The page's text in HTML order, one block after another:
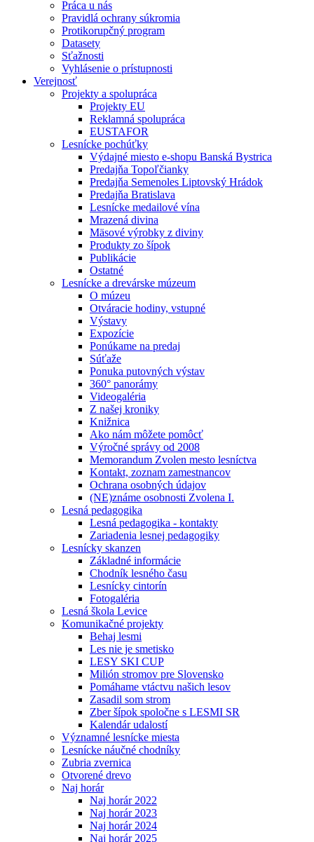
Práca u nás
Pravidlá ochrany súkromia
Protikorupčný program
Datasety
Sťažnosti
Vyhlásenie o prístupnosti
Verejnosť
Projekty a spolupráca
Projekty EU
Reklamná spolupráca
EUSTAFOR
Lesnícke pochúťky
Výdajné miesto e-shopu Banská Bystrica
Predajňa Topoľčianky
Predajňa Semenoles Liptovský Hrádok
Predajňa Bratislava
Lesnícke medailové vína
Mrazená divina
Mäsové výrobky z diviny
Produkty zo šípok
Publikácie
Ostatné
Lesnícke a drevárske múzeum
O múzeu
Otváracie hodiny, vstupné
Výstavy
Expozície
Ponúkame na predaj
Súťaže
Ponuka putovných výstav
360° panorámy
Videogaléria
Z našej kroniky
Knižnica
Ako nám môžete pomôcť
Výročné správy od 2008
Memorandum Zvolen mesto lesníctva
Kontakt, zoznam zamestnancov
Ochrana osobných údajov
(NE)známe osobnosti Zvolena I.
Lesná pedagogika
Lesná pedagogika - kontakty
Zariadenia lesnej pedagogiky
Lesnícky skanzen
Základné informácie
Chodník lesného času
Lesnícky cintorín
Fotogaléria
Lesná škola Levice
Komunikačné projekty
Behaj lesmi
Les nie je smetisko
LESY SKI CUP
Milión stromov pre Slovensko
Pomáhame vtáctvu našich lesov
Zasadil som strom
Zber šípok spoločne s LESMI SR
Kalendár udalostí
Významné lesnícke miesta
Lesnícke náučné chodníky
Zubria zvernica
Otvorené drevo
Naj horár
Naj horár 2022
Naj horár 2023
Naj horár 2024
Naj horár 2025